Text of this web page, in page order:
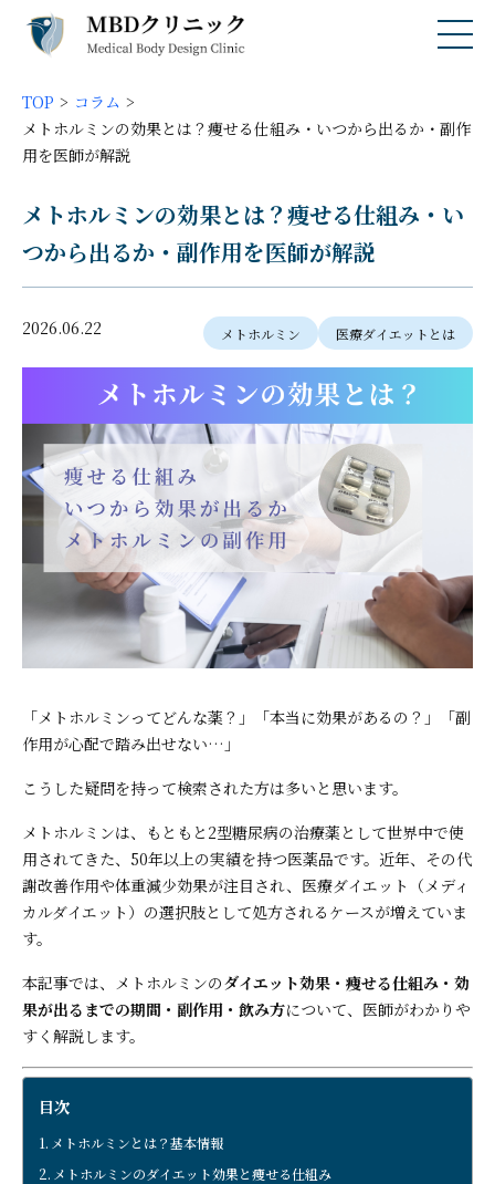
TOP
コラム
メトホルミンの効果とは？痩せる仕組み・いつから出るか・副作
用を医師が解説
メトホルミンの効果とは？痩せる仕組み・い
つから出るか・副作用を医師が解説
2026.06.22 メトホルミン 医療ダイエットとは
「メトホルミンってどんな薬？」「本当に効果があるの？」「副
作用が心配で踏み出せない…」
こうした疑問を持って検索された方は多いと思います。
メトホルミンは、もともと2型糖尿病の治療薬として世界中で使
用されてきた、50年以上の実績を持つ医薬品です。近年、その代
謝改善作用や体重減少効果が注目され、医療ダイエット（メディ
カルダイエット）の選択肢として処方されるケースが増えていま
す。
本記事では、メトホルミンのダイエット効果・痩せる仕組み・効
果が出るまでの期間・副作用・飲み方について、医師がわかりや
すく解説します。
目次
メトホルミンとは？基本情報
メトホルミンのダイエット効果と痩せる仕組み